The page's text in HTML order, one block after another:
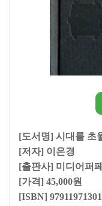
[도서명] 시대를 초​
[저자] 이은경
[출판사] 미디어퍼
[가격] 45,000원
[ISBN]